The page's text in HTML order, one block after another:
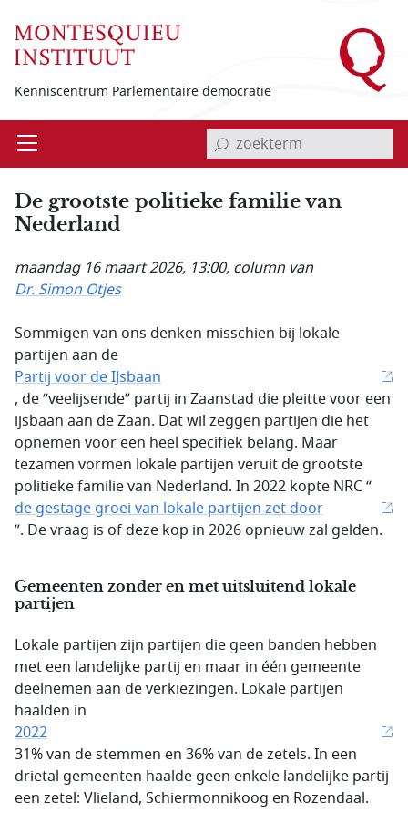
Kenniscentrum Parlementaire democratie
Open invoerveld zoekterm
De grootste politieke familie van
Nederland
maandag 16 maart 2026, 13:00, column van
Dr. Simon Otjes
Sommigen van ons denken misschien bij lokale
partijen aan de
Partij voor de IJsbaan
, de “veelijsende” partij in Zaanstad die pleitte voor een
ijsbaan aan de Zaan. Dat wil zeggen partijen die het
opnemen voor een heel specifiek belang. Maar
tezamen vormen lokale partijen veruit de grootste
politieke familie van Nederland. In 2022 kopte NRC “
de gestage groei van lokale partijen zet door
”. De vraag is of deze kop in 2026 opnieuw zal gelden.
Gemeenten zonder en met uitsluitend lokale
partijen
Lokale partijen zijn partijen die geen banden hebben
met een landelijke partij en maar in één gemeente
deelnemen aan de verkiezingen. Lokale partijen
haalden in
2022
31% van de stemmen en 36% van de zetels. In een
drietal gemeenten haalde geen enkele landelijke partij
een zetel: Vlieland, Schiermonnikoog en Rozendaal.